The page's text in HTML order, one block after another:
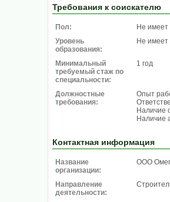
Требования к соискателю
Пол:
Не имеет
Уровень
образования:
Не имеет
Минимальный
требуемый стаж по
специальности:
1 год
Должностные
требования:
Опыт
Наличие
Наличие
Контактная информация
Название
организации:
ООО
Направление
деятельности: